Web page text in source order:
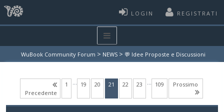
LOGIN REGISTRATI
WuBook Community Forum > NEWS > 💬 Idee Proposte e Discussioni
Precedente
1 … 19 20 21 (current)
22 23 … 109 Prossimo